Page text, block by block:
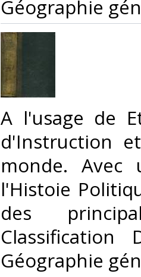
Géographie
‎A l'usage de
d'Instruction
monde. Avec
l'Histoie
des
Classification
Géographie